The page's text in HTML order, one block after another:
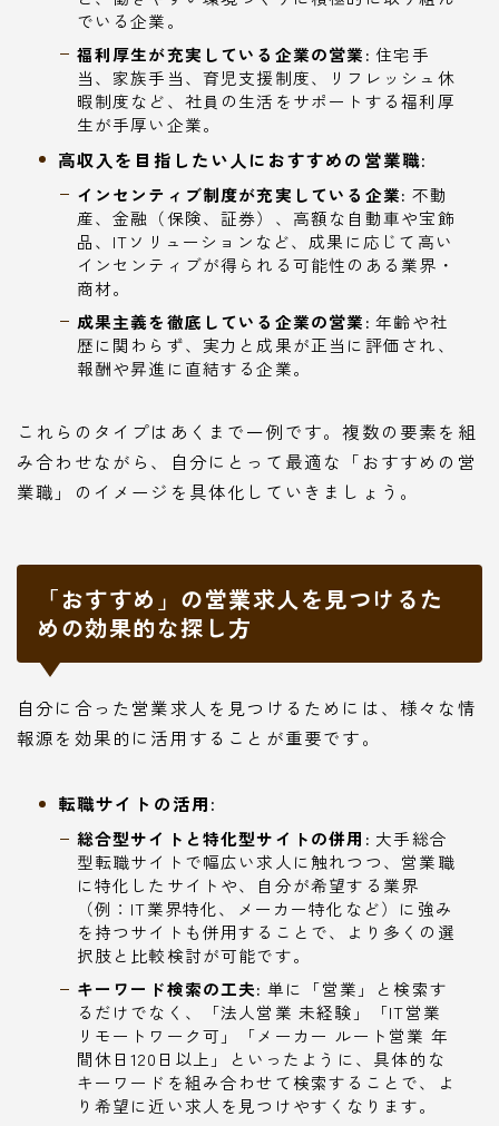
でいる企業。
福利厚生が充実している企業の営業: 住宅手
当、家族手当、育児支援制度、リフレッシュ休
暇制度など、社員の生活をサポートする福利厚
生が手厚い企業。
高収入を目指したい人におすすめの営業職:
インセンティブ制度が充実している企業: 不動
産、金融（保険、証券）、高額な自動車や宝飾
品、ITソリューションなど、成果に応じて高い
インセンティブが得られる可能性のある業界・
商材。
成果主義を徹底している企業の営業: 年齢や社
歴に関わらず、実力と成果が正当に評価され、
報酬や昇進に直結する企業。
これらのタイプはあくまで一例です。複数の要素を組
み合わせながら、自分にとって最適な「おすすめの営
業職」のイメージを具体化していきましょう。
「おすすめ」の営業求人を見つけるた
めの効果的な探し方
自分に合った営業求人を見つけるためには、様々な情
報源を効果的に活用することが重要です。
転職サイトの活用:
総合型サイトと特化型サイトの併用: 大手総合
型転職サイトで幅広い求人に触れつつ、営業職
に特化したサイトや、自分が希望する業界
（例：IT業界特化、メーカー特化など）に強み
を持つサイトも併用することで、より多くの選
択肢と比較検討が可能です。
キーワード検索の工夫: 単に「営業」と検索す
るだけでなく、「法人営業 未経験」「IT営業
リモートワーク可」「メーカー ルート営業 年
間休日120日以上」といったように、具体的な
キーワードを組み合わせて検索することで、よ
り希望に近い求人を見つけやすくなります。